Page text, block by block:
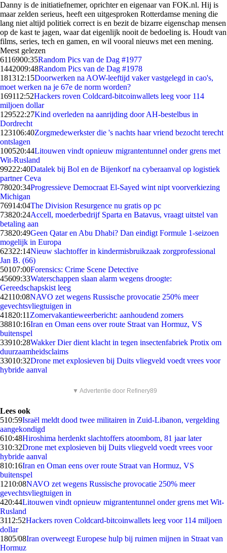
Danny is de initiatiefnemer, oprichter en eigenaar van FOK.nl. Hij is
maar zelden serieus, heeft een uitgesproken Rotterdamse mening die
lang niet altijd politiek correct is en bezit de bizarre eigenschap mensen
op de kast te jagen, waar dat eigenlijk nooit de bedoeling is. Houdt van
films, series, tech en gamen, en wil vooral nieuws met een mening.
Meest gelezen
6116900:35Random Pics van de Dag #1977
1442009:48Random Pics van de Dag #1978
181312:15Doorwerken na AOW-leeftijd vaker vastgelegd in cao's,
moet werken na je 67e de norm worden?
169112:52Hackers roven Coldcard-bitcoinwallets leeg voor 114
miljoen dollar
129522:27Kind overleden na aanrijding door AH-bestelbus in
Dordrecht
123106:40Zorgmedewerkster die 's nachts haar vriend bezocht terecht
ontslagen
100520:44Litouwen vindt opnieuw migrantentunnel onder grens met
Wit-Rusland
99222:40Datalek bij Bol en de Bijenkorf na cyberaanval op logistiek
partner Ceva
78020:34Progressieve Democraat El-Sayed wint nipt voorverkiezing
Michigan
76914:04The Division Resurgence nu gratis op pc
73820:24Accell, moederbedrijf Sparta en Batavus, vraagt uitstel van
betaling aan
73820:49Geen Qatar en Abu Dhabi? Dan eindigt Formule 1-seizoen
mogelijk in Europa
62322:14Nieuw slachtoffer in kindermisbruikzaak zorgprofessional
Jan B. (66)
50107:00Forensics: Crime Scene Detective
45609:33Waterschappen slaan alarm wegens droogte:
Gereedschapskist leeg
42110:08NAVO zet wegens Russische provocatie 250% meer
gevechtsvliegtuigen in
41820:11 Zomervakantieweerbericht: aanhoudend zomers
38810:16Iran en Oman eens over route Straat van Hormuz, VS
buitenspel
33910:28Wakker Dier dient klacht in tegen insectenfabriek Protix om
duurzaamheidsclaims
33010:32Drone met explosieven bij Duits vliegveld voedt vrees voor
hybride aanval
▼ Advertentie door Refinery89
Lees ook
510:59Israël meldt dood twee militairen in Zuid-Libanon, vergelding
aangekondigd
610:48Hiroshima herdenkt slachtoffers atoombom, 81 jaar later
310:32Drone met explosieven bij Duits vliegveld voedt vrees voor
hybride aanval
810:16Iran en Oman eens over route Straat van Hormuz, VS
buitenspel
1210:08NAVO zet wegens Russische provocatie 250% meer
gevechtsvliegtuigen in
420:44Litouwen vindt opnieuw migrantentunnel onder grens met Wit-
Rusland
3112:52Hackers roven Coldcard-bitcoinwallets leeg voor 114 miljoen
dollar
1805/08Iran overweegt Europese hulp bij ruimen mijnen in Straat van
Hormuz